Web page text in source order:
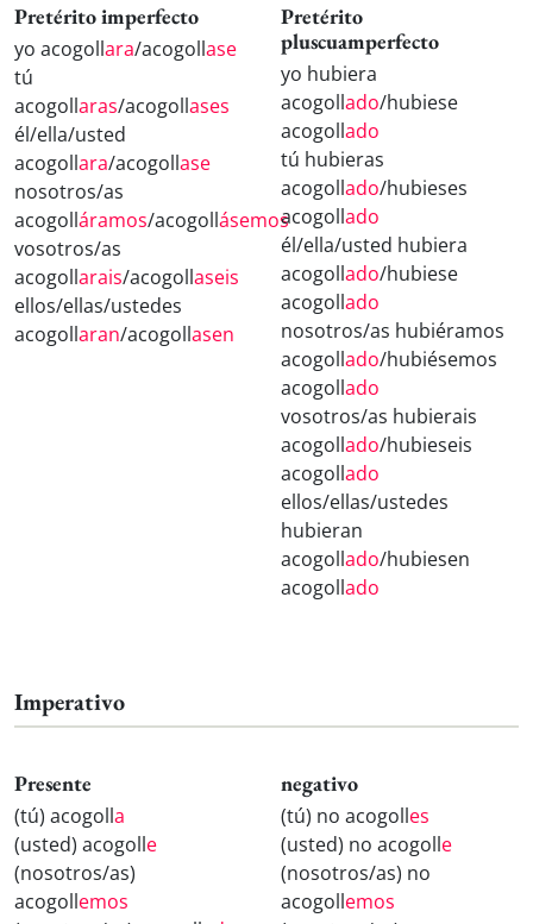
Pretérito imperfecto
yo acogollara/acogollase
tú
acogollaras/acogollases
él/ella/usted
acogollara/acogollase
nosotros/as
acogolláramos/acogollásemos
vosotros/as
acogollarais/acogollaseis
ellos/ellas/ustedes
acogollaran/acogollasen
Pretérito
pluscuamperfecto
yo hubiera
acogollado/hubiese
acogollado
tú hubieras
acogollado/hubieses
acogollado
él/ella/usted hubiera
acogollado/hubiese
acogollado
nosotros/as hubiéramos
acogollado/hubiésemos
acogollado
vosotros/as hubierais
acogollado/hubieseis
acogollado
ellos/ellas/ustedes
hubieran
acogollado/hubiesen
acogollado
Imperativo
Presente
(tú) acogolla
(usted) acogolle
(nosotros/as)
acogollemos
negativo
(tú) no acogolles
(usted) no acogolle
(nosotros/as) no
acogollemos